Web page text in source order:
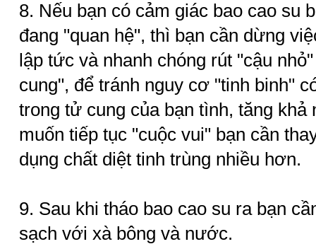
8. Nếu bạn có cảm giác bao cao su
đang "quan hệ", thì bạn cần dừng
lập tức và nhanh chóng rút "cậu
cung", để tránh nguy cơ "tinh binh"
trong tử cung của bạn tình, tăng khả
muốn tiếp tục "cuộc vui" bạn cần
dụng chất diệt tinh trùng nhiều hơn.
9. Sau khi tháo bao cao su ra bạn
sạch với xà bông và nước.